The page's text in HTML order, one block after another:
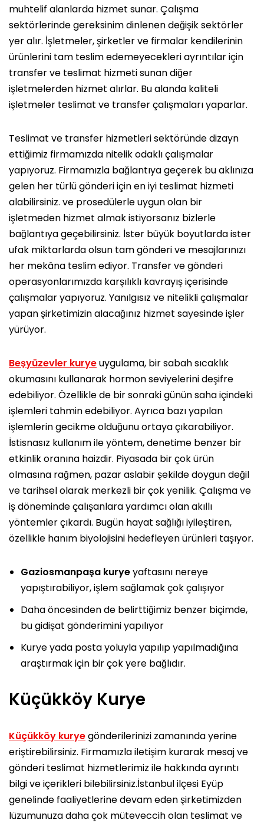
muhtelif alanlarda hizmet sunar. Çalışma
sektörlerinde gereksinim dinlenen değişik sektörler
yer alır. İşletmeler, şirketler ve firmalar kendilerinin
ürünlerini tam teslim edemeyecekleri ayrıntılar için
transfer ve teslimat hizmeti sunan diğer
işletmelerden hizmet alırlar. Bu alanda kaliteli
işletmeler teslimat ve transfer çalışmaları yaparlar.
Teslimat ve transfer hizmetleri sektöründe dizayn
ettiğimiz firmamızda nitelik odaklı çalışmalar
yapıyoruz. Firmamızla bağlantıya geçerek bu aklınıza
gelen her türlü gönderi için en iyi teslimat hizmeti
alabilirsiniz. ve prosedülerle uygun olan bir
işletmeden hizmet almak istiyorsanız bizlerle
bağlantıya geçebilirsiniz. İster büyük boyutlarda ister
ufak miktarlarda olsun tam gönderi ve mesajlarınızı
her mekâna teslim ediyor. Transfer ve gönderi
operasyonlarımızda karşılıklı kavrayış içerisinde
çalışmalar yapıyoruz. Yanılgısız ve nitelikli çalışmalar
yapan şirketimizin alacağınız hizmet sayesinde işler
yürüyor.
Beşyüzevler kuryeuygulama, bir sabah sıcaklık
okumasını kullanarak hormon seviyelerini deşifre
edebiliyor. Özellikle de bir sonraki günün saha içindeki
işlemleri tahmin edebiliyor. Ayrıca bazı yapılan
işlemlerin gecikme olduğunu ortaya çıkarabiliyor.
İstisnasız kullanım ile yöntem, denetime benzer bir
etkinlik oranına haizdir. Piyasada bir çok ürün
olmasına rağmen, pazar aslabir şekilde doygun değil
ve tarihsel olarak merkezli bir çok yenilik. Çalışma ve
iş döneminde çalışanlara yardımcı olan akıllı
yöntemler çıkardı. Bugün hayat sağlığı iyileştiren,
özellikle hanım biyolojisini hedefleyen ürünleri taşıyor.
Gaziosmanpaşa kuryeyaftasını nereye
yapıştırabiliyor, işlem sağlamak çok çalışıyor
Daha öncesinden de belirttiğimiz benzer biçimde,
bu gidişat gönderimini yapılıyor
Kurye yada posta yoluyla yapılıp yapılmadığına
araştırmak için bir çok yere bağlıdır.
Küçükköy Kurye
Küçükköy kuryegönderilerinizi zamanında yerine
eriştirebilirsiniz. Firmamızla iletişim kurarak mesaj ve
gönderi teslimat hizmetlerimiz ile hakkında ayrıntı
bilgi ve içerikleri bilebilirsiniz.İstanbul ilçesi Eyüp
genelinde faaliyetlerine devam eden şirketimizden
lüzumunuza daha çok müteveccih olan teslimat ve